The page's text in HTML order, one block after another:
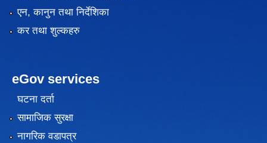
एन, कानुन तथा निर्देशिका
कर तथा शुल्कहरु
eGov services
घटना दर्ता
सामाजिक सुरक्षा
नागरिक वडापत्र